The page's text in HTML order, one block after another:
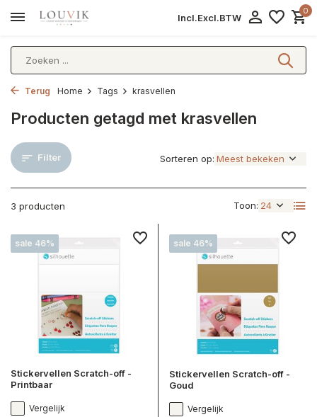
Incl.Excl.BTW
0
Terug Home Tags krasvellen
Producten getagd met krasvellen
Filter
3 producten Toon:
Sorteren op:
sale 46%
Stickervellen Scratch-off -
Printbaar
Vergelijk
sale 46%
Stickervellen Scratch-off -
Goud
Vergelijk